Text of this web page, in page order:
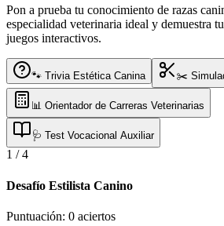
Pon a prueba tu conocimiento de razas
especialidad veterinaria ideal y demuestra
juegos interactivos.
🐾 Trivia Estética Canina ✂️
📊 Orientador de Carreras Veterinarias
🩺 Test Vocacional Auxiliar
1 /4
Desafío Estilista Canino
Puntuación: 0 aciertos